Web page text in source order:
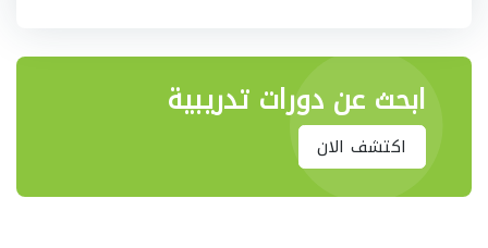
ابحث عن دورات تدريبية
اكتشف الان